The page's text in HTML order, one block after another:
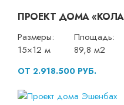
ПРОЕКТ ДОМА
Размеры:
15×12 м
Площадь:
89,8 м2
ОТ 2.918.500 РУБ.